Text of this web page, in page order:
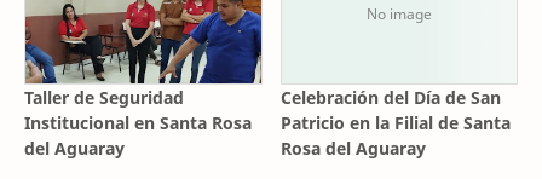
Taller de Seguridad
Institucional en Santa Rosa
del Aguaray
Celebración del Día de San
Patricio en la Filial de Santa
Rosa del Aguaray